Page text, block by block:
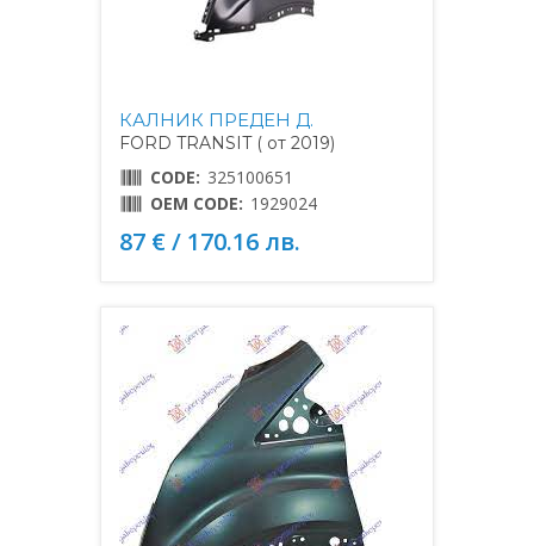
КАЛНИК ПРЕДЕН Д.
FORD TRANSIT ( от 2019)
CODE: 325100651
OEM CODE: 1929024
87 € / 170.16 лв.